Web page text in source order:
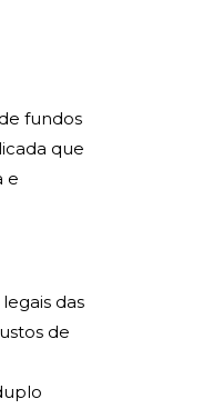
fundos
que
e
das
de